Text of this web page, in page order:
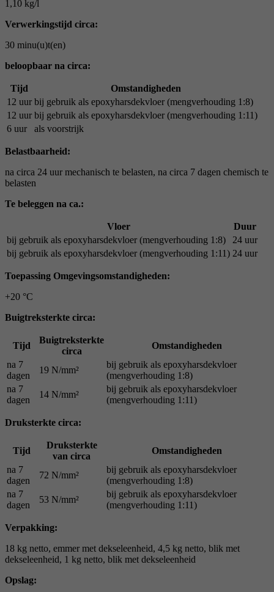
1,10 kg/l
Verwerkingstijd circa:
30 minu(u)t(en)
beloopbaar na circa:
Tijd
Omstandigheden
12 uur bij gebruik als epoxyharsdekvloer (mengverhouding 1:8)
12 uur bij gebruik als epoxyharsdekvloer (mengverhouding 1:11)
6 uur
als voorstrijk
Belastbaarheid:
na circa 24 uur mechanisch te belasten, na circa 7 dagen chemisch te
belasten
Te beleggen na ca.:
Vloer
Duur
bij gebruik als epoxyharsdekvloer (mengverhouding 1:8)
24 uur
bij gebruik als epoxyharsdekvloer (mengverhouding 1:11) 24 uur
Toepassing Omgevingsomstandigheden:
+20 °C
Buigtreksterkte circa:
Tijd
Buigtreksterkte
circa
Omstandigheden
na 7
dagen
19 N/mm²
bij gebruik als epoxyharsdekvloer
(mengverhouding 1:8)
na 7
dagen
14 N/mm²
bij gebruik als epoxyharsdekvloer
(mengverhouding 1:11)
Druksterkte circa:
Tijd
Druksterkte
van circa
Omstandigheden
na 7
dagen
72 N/mm²
bij gebruik als epoxyharsdekvloer
(mengverhouding 1:8)
na 7
dagen
53 N/mm²
bij gebruik als epoxyharsdekvloer
(mengverhouding 1:11)
Verpakking:
18 kg netto, emmer met dekseleenheid, 4,5 kg netto, blik met
dekseleenheid, 1 kg netto, blik met dekseleenheid
Opslag: